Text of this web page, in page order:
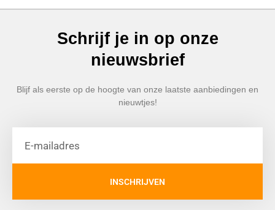
Schrijf je in op onze
nieuwsbrief
Blijf als eerste op de hoogte van onze laatste aanbiedingen en
nieuwtjes!
INSCHRIJVEN